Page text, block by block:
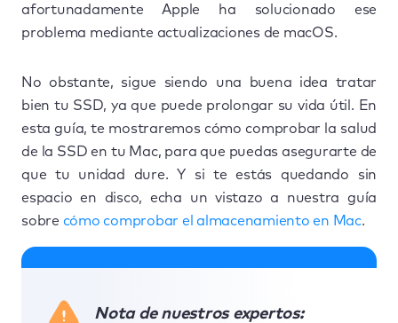
afortunadamente Apple ha solucionado ese
problema mediante actualizaciones de macOS.
No obstante, sigue siendo una buena idea tratar
bien tu SSD, ya que puede prolongar su vida útil. En
esta guía, te mostraremos cómo comprobar la salud
de la SSD en tu Mac, para que puedas asegurarte de
que tu unidad dure. Y si te estás quedando sin
espacio en disco, echa un vistazo a nuestra guía
sobre cómo comprobar el almacenamiento en Mac.
Nota de nuestros expertos: